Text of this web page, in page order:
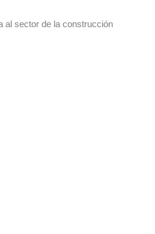
al sector de la construcción